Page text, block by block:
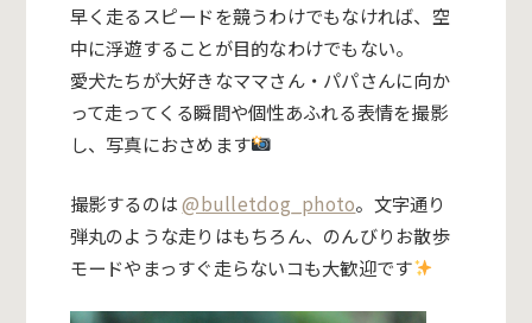
早く走るスピードを競うわけでもなければ、空
中に浮遊することが目的なわけでもない。
愛犬たちが大好きなママさん・パパさんに向か
って走ってくる瞬間や個性あふれる表情を撮影
し、写真におさめます
撮影するのは @bulletdog_photo。文字通り
弾丸のような走りはもちろん、のんびりお散歩
モードやまっすぐ走らないコも大歓迎です